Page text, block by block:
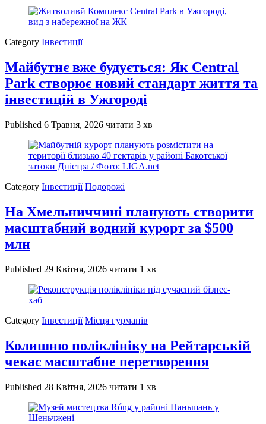
Category Інвестиції
Майбутнє вже будується: Як Central
Park створює новий стандарт життя та
інвестицій в Ужгороді
Published 6 Травня, 2026 читати 3 хв
Category Інвестиції Подорожі
На Хмельниччині планують створити
масштабний водний курорт за $500
млн
Published 29 Квітня, 2026 читати 1 хв
Category Інвестиції Місця гурманів
Колишню поліклініку на Рейтарській
чекає масштабне перетворення
Published 28 Квітня, 2026 читати 1 хв